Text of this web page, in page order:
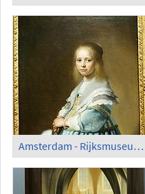
Amsterdam - Rijksmuseum; 'Girl in a Blue Dress', Johannes Verspronck (1641)